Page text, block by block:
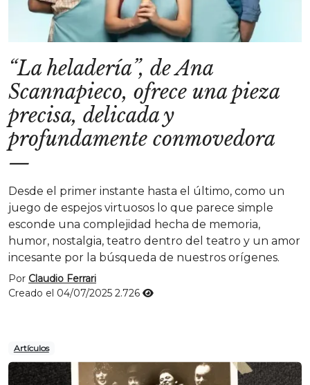
“La heladería”, de Ana
Scannapieco, ofrece una pieza
precisa, delicada y
profundamente conmovedora
—
Desde el primer instante hasta el último, como un
juego de espejos virtuosos lo que parece simple
esconde una complejidad hecha de memoria,
humor, nostalgia, teatro dentro del teatro y un amor
incesante por la búsqueda de nuestros orígenes.
Por Claudio Ferrari
Creado el 04/07/2025 2.726
Artículos